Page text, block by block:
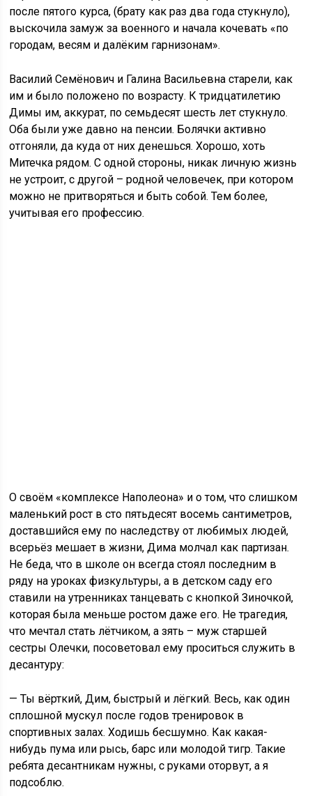
после пятого курса, (брату как раз два года стукнуло),
выскочила замуж за военного и начала кочевать «по
городам, весям и далёким гарнизонам».
Василий Семёнович и Галина Васильевна старели, как
им и было положено по возрасту. К тридцатилетию
Димы им, аккурат, по семьдесят шесть лет стукнуло.
Оба были уже давно на пенсии. Болячки активно
отгоняли, да куда от них денешься. Хорошо, хоть
Митечка рядом. С одной стороны, никак личную жизнь
не устроит, с другой – родной человечек, при котором
можно не притворяться и быть собой. Тем более,
учитывая его профессию.
О своём «комплексе Наполеона» и о том, что слишком
маленький рост в сто пятьдесят восемь сантиметров,
доставшийся ему по наследству от любимых людей,
всерьёз мешает в жизни, Дима молчал как партизан.
Не беда, что в школе он всегда стоял последним в
ряду на уроках физкультуры, а в детском саду его
ставили на утренниках танцевать с кнопкой Зиночкой,
которая была меньше ростом даже его. Не трагедия,
что мечтал стать лётчиком, а зять – муж старшей
сестры Олечки, посоветовал ему проситься служить в
десантуру:
— Ты вёрткий, Дим, быстрый и лёгкий. Весь, как один
сплошной мускул после годов тренировок в
спортивных залах. Ходишь бесшумно. Как какая-
нибудь пума или рысь, барс или молодой тигр. Такие
ребята десантникам нужны, с руками оторвут, а я
подсоблю.